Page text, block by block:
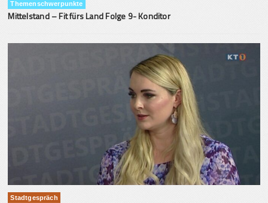
Themenschwerpunkte
Mittelstand – Fit fürs Land Folge 9- Konditor
Stadtgespräch